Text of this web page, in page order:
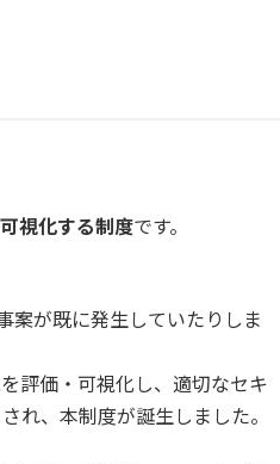
視化する制度です。
案が既に発生していたりしま
評価・可視化し、適切なセキ
れ、本制度が誕生しました。